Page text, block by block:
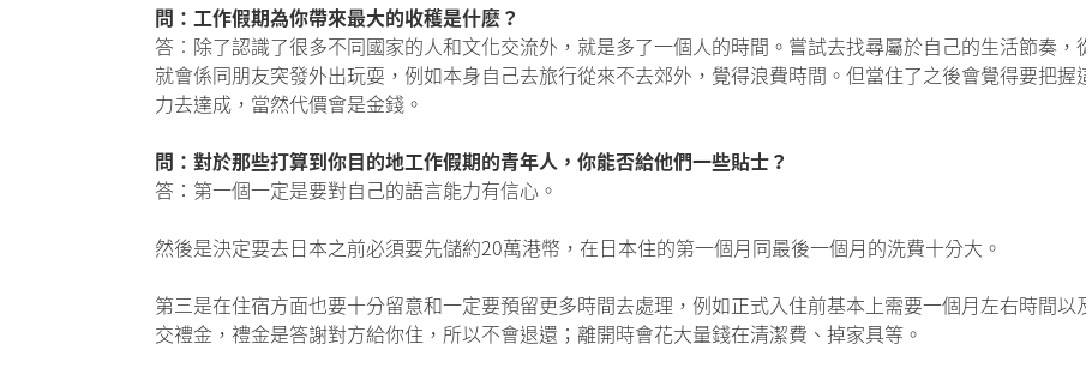
問：工作假期為你帶來最大的收穫是什麽？
答︰除了認識了很多不同國家的人和文化交流外，就是多了一個人的時間。嘗試去找尋屬於自己的生活節奏
就會係同朋友突發外出玩耍，例如本身自己去旅行從來不去郊外，覺得浪費時間。但當住了之後會覺得要把
力去達成，當然代價會是金錢。
問：對於那些打算到你目的地工作假期的青年人，你能否給他們一些貼士？
答：第一個一定是要對自己的語言能力有信心。
然後是決定要去日本之前必須要先儲約20萬港幣，在日本住的第一個月同最後一個月的洗費十分大。
第三是在住宿方面也要十分留意和一定要預留更多時間去處理，例如正式入住前基本上需要一個月左右時間
交禮金，禮金是答謝對方給你住，所以不會退還；離開時會花大量錢在清潔費、掉家具等。